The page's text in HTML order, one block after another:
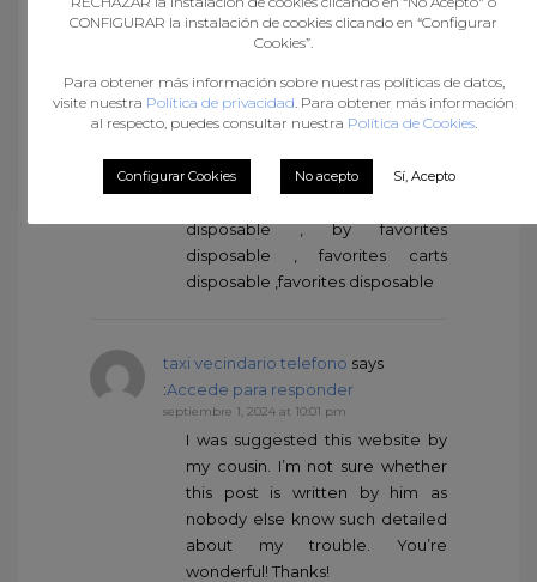
vapes, you can explore various
online platforms and vape shops
popular disposable vape
products favorites disposable
disposable BUY FAVORITES 2G
disposable , by favorites
disposable , favorites carts
disposable ,favorites disposable
taxi vecindario telefono says
:Accede para responder
septiembre 1, 2024 at 10:01 pm
I was suggested this website by
my cousin. I’m not sure whether
this post is written by him as
nobody else know such detailed
about my trouble. You’re
wonderful! Thanks!
CONFIGURAR la instalación de cookies clicando en “Configurar
Cookies”.
Para obtener más información sobre nuestras políticas de datos,
visite nuestra Política de privacidad. Para obtener más información
al respecto, puedes consultar nuestra Política de Cookies.
Configurar Cookies No acepto Sí, Acepto